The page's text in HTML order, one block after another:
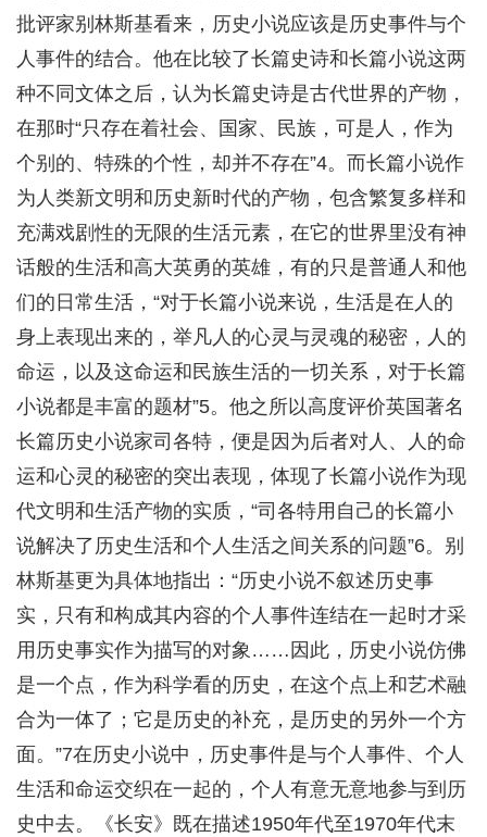
批评家别林斯基看来，历史小说应该是历史事件与个
人事件的结合。他在比较了长篇史诗和长篇小说这两
种不同文体之后，认为长篇史诗是古代世界的产物，
在那时“只存在着社会、国家、民族，可是人，作为
个别的、特殊的个性，却并不存在”4。而长篇小说作
为人类新文明和历史新时代的产物，包含繁复多样和
充满戏剧性的无限的生活元素，在它的世界里没有神
话般的生活和高大英勇的英雄，有的只是普通人和他
们的日常生活，“对于长篇小说来说，生活是在人的
身上表现出来的，举凡人的心灵与灵魂的秘密，人的
命运，以及这命运和民族生活的一切关系，对于长篇
小说都是丰富的题材”5。他之所以高度评价英国著名
长篇历史小说家司各特，便是因为后者对人、人的命
运和心灵的秘密的突出表现，体现了长篇小说作为现
代文明和生活产物的实质，“司各特用自己的长篇小
说解决了历史生活和个人生活之间关系的问题”6。别
林斯基更为具体地指出：“历史小说不叙述历史事
实，只有和构成其内容的个人事件连结在一起时才采
用历史事实作为描写的对象……因此，历史小说仿佛
是一个点，作为科学看的历史，在这个点上和艺术融
合为一体了；它是历史的补充，是历史的另外一个方
面。”7在历史小说中，历史事件是与个人事件、个人
生活和命运交织在一起的，个人有意无意地参与到历
史中去。《长安》既在描述1950年代至1970年代末